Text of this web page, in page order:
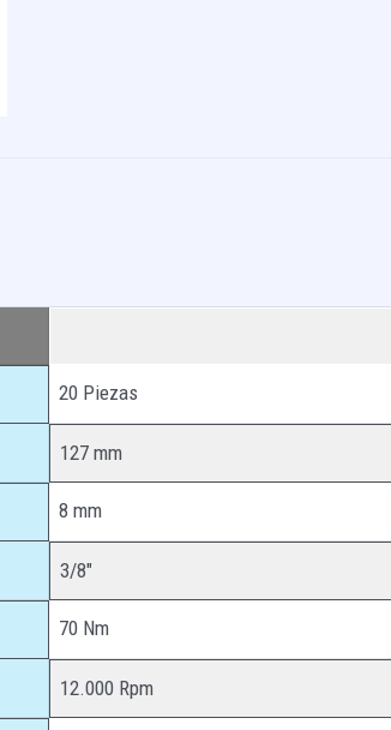
20 Piezas
127 mm
8 mm
3/8″
70 Nm
12.000 Rpm